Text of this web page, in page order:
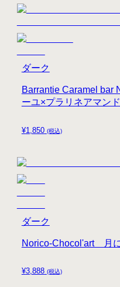
¥1,850 (税込)
Barrantie Caramel bar
ーユ×プラリネアマン
ダーク
¥3,888 (税込)
Norico-Chocol'art 月
ダーク